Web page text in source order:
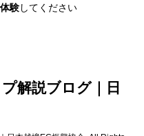
験してください
解説ブログ｜日